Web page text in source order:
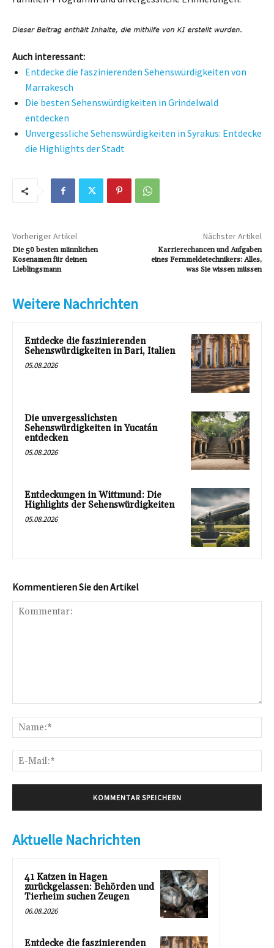
Auch interessant:
Entdecke die faszinierenden Sehenswürdigkeiten von
Marrakesch
Die besten Sehenswürdigkeiten in Grindelwald
entdecken
Unvergessliche Sehenswürdigkeiten in Syrakus: Entdecke
die Highlights der Stadt
Vorheriger Artikel
Die 50 besten männlichen
Kosenamen für deinen
Lieblingsmann
Nächster Artikel
Karrierechancen und Aufgaben
eines Fernmeldetechnikers: Alles,
was Sie wissen müssen
Weitere Nachrichten
Entdecke die faszinierenden
Sehenswürdigkeiten in Bari, Italien
05.08.2026
Die unvergesslichsten
Sehenswürdigkeiten in Yucatán
entdecken
05.08.2026
Entdeckungen in Wittmund: Die
Highlights der Sehenswürdigkeiten
05.08.2026
Kommentieren Sie den Artikel
Aktuelle Nachrichten
41 Katzen in Hagen
zurückgelassen: Behörden und
Tierheim suchen Zeugen
06.08.2026
Entdecke die faszinierenden